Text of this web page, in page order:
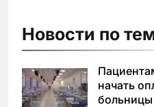
Новости по
начать